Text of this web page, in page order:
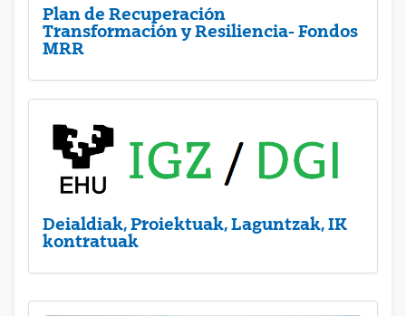
Plan de Recuperación
Transformación y Resiliencia- Fondos
MRR
Deialdiak, Proiektuak, Laguntzak, IK
kontratuak